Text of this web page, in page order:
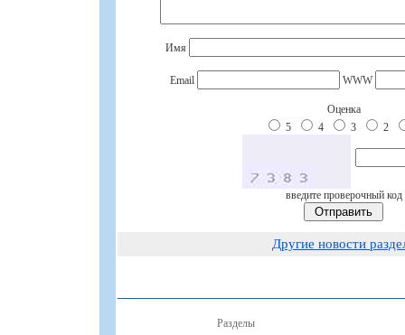
Имя
Email WWW
Оценка
5
4 3 2
введите проверочный код
Другие новости
Разделы